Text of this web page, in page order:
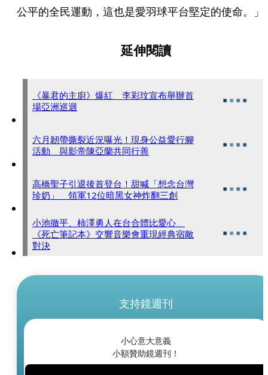
公平的全民運動，這也是愛羽球平台堅定的使命。」
延伸閱讀
《暴君的主廚》爆紅 李彩玟宣布舉辦首
場亞洲巡迴
六月韌帶撕裂近況曝光！現身公益愛行腳
活動 與影帝陳亞蘭共同行善
高橋聖子引退後首登台！甜喊「想念台灣
珍奶」 領軍12位暗黑女神炸翻三創
小池徹平、柿澤勇人在台合體比愛心
《死亡筆記本》交響音樂會重現經典宿敵
對決
支持鏡週刊
小心意大意義
小額贊助鏡週刊！